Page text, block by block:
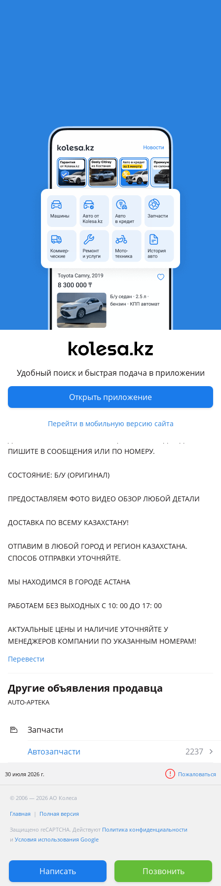
Удобный поиск и быстрая подача в приложении
Открыть приложение
Перейти в мобильную версию сайта
ЗАДНИЙ БАМПЕР MAZDA 6 GJ
Астана, Акмолинская
область
Б/y
Оригинальность
Оригинал
Возможна рассрочка или
Да
Подходит на авто
рестайлинг (GJ/GL), 2012 - 2015 GJ (GJ/GL)
Комментарий продавца
ПИШИТЕ В СООБЩЕНИЯ ИЛИ ПО НОМЕРУ.
СОСТОЯНИЕ: Б/У (ОРИГИНАЛ)
ПРЕДОСТАВЛЯЕМ ФОТО ВИДЕО ОБЗОР ЛЮБОЙ ДЕТАЛИ
ДОСТАВКА ПО ВСЕМУ КАЗАХСТАНУ!
ОТПАВИМ В ЛЮБОЙ ГОРОД И РЕГИОН КАЗАХСТАНА.
СПОСОБ ОТПРАВКИ УТОЧНЯЙТЕ.
МЫ НАХОДИМСЯ В ГОРОДЕ АСТАНА
РАБОТАЕМ БЕЗ ВЫХОДНЫХ С 10: 00 ДО 17: 00
АКТУАЛЬНЫЕ ЦЕНЫ И НАЛИЧИЕ УТОЧНЯЙТЕ У
МЕНЕДЖЕРОВ КОМПАНИИ ПО УКАЗАННЫМ НОМЕРАМ!
Перевести
Другие объявления продавца
AUTO-APTEKA
Запчасти
Автозапчасти
2237
30 июля 2026 г. Пожаловаться
Написать Позвонить
© 2006 — 2026 АО Колеса
Главная Полная версия
Защищено reCAPTCHA. Действуют Политика конфиденциальности
и Условия использования Google